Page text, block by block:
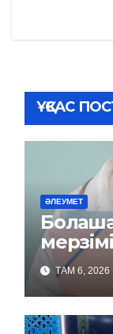
ҰҚСАС
ӘЛЕУМЕТ
ТАМ 6, 2026